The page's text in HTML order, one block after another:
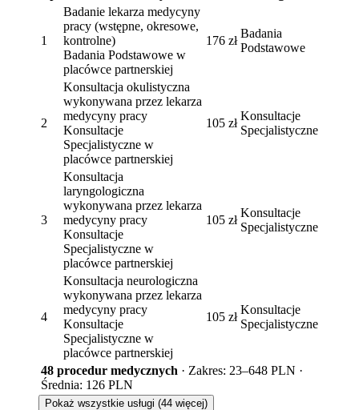
1
Badanie lekarza medycyny
pracy (wstępne, okresowe,
kontrolne)
Badania Podstawowe w
placówce partnerskiej
176 zł
Badania
Podstawowe
2
Konsultacja okulistyczna
wykonywana przez lekarza
medycyny pracy
Konsultacje
Specjalistyczne w
placówce partnerskiej
105 zł
Konsultacje
Specjalistyczne
3
Konsultacja
laryngologiczna
wykonywana przez lekarza
medycyny pracy
Konsultacje
Specjalistyczne w
placówce partnerskiej
105 zł
Konsultacje
Specjalistyczne
4
Konsultacja neurologiczna
wykonywana przez lekarza
medycyny pracy
Konsultacje
Specjalistyczne w
placówce partnerskiej
105 zł
Konsultacje
Specjalistyczne
48 procedur medycznych · Zakres: 23–648 PLN ·
Średnia: 126 PLN
Pokaż wszystkie usługi (44 więcej)